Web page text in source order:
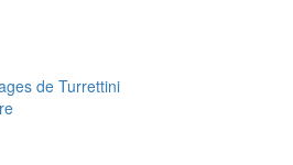
de Turrettini